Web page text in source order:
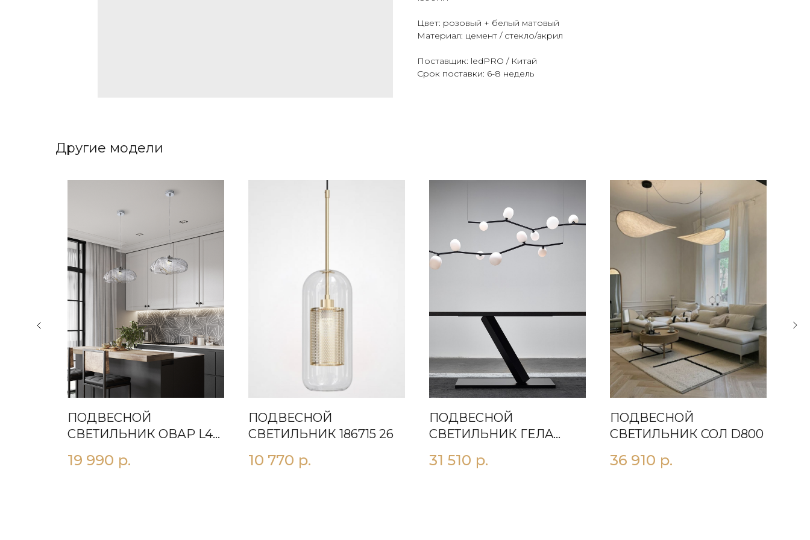
Цвет: розовый + белый матовый
Материал: цемент / стекло/акрил
Поставщик: ledPRO / Китай
Срок поставки: 6-8 недель
Другие модели
ПОДВЕСНОЙ
СВЕТИЛЬНИК OВАР L40
19 990 р.
ПОДВЕСНОЙ
СВЕТИЛЬНИК 186715 26
10 770 р.
ПОДВЕСНОЙ
СВЕТИЛЬНИК ГEЛA
31 510 р.
ПОДВЕСНОЙ
СВЕТИЛЬНИК СОЛ D800
36 910 р.